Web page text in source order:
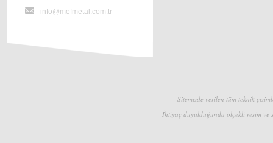
info@mefmetal.com.tr
Sitemizde verilen tüm teknik
İhtiyaç duyulduğunda ölçekli resim ve